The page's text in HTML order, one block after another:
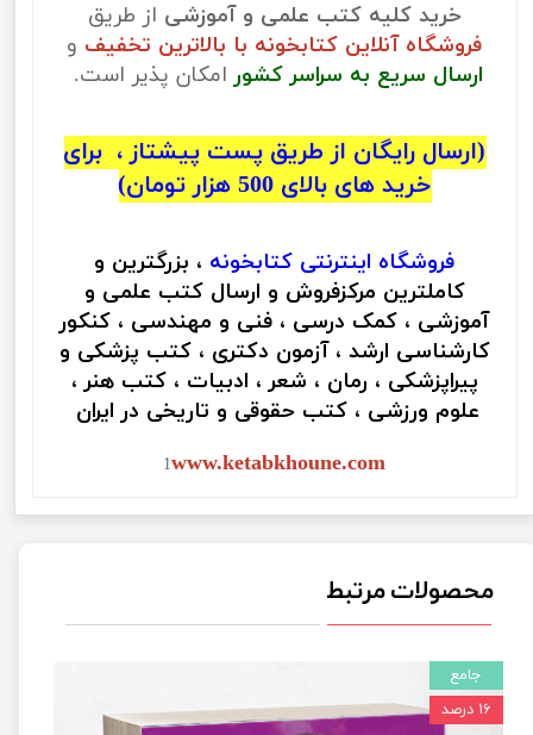
خرید کلیه کتب علمی و آموزشی از طریق
فروشگاه آنلاین کتابخونه با بالاترین تخفیف و
ارسال سریع به سراسر کشور امکان پذیر است.
(ارسال رایگان از طریق پست پیشتاز ، برای
خرید های بالای 500 هزار تومان)
فروشگاه اینترنتی کتابخونه ، بزرگترین و
کاملترین مرکزفروش و ارسال کتب علمی و
آموزشی ، کمک درسی ، فنی و مهندسی ، کنکور
کارشناسی ارشد ، آزمون دکتری ، کتب پزشکی و
پیراپزشکی ، رمان ، شعر ، ادبیات ، کتب هنر ،
علوم ورزشی ، کتب حقوقی و تاریخی در ایران
1www.ketabkhoune.com
محصولات مرتبط
جامع
۱۶ درصد